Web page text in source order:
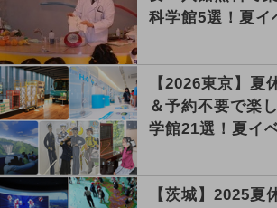
科学館5選！夏イ
【2026東京】夏
＆予約不要で楽
学館21選！夏イ
【茨城】2025夏